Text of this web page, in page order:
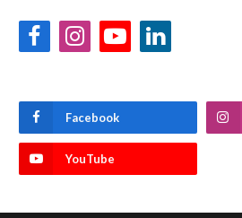
FacebookInstagramYouTubeLinkedIn
Facebook
YouTube